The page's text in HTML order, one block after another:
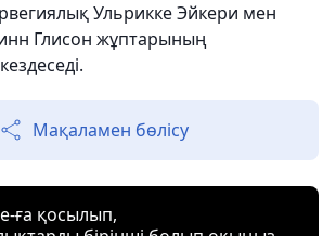
Ульрикке Эйкери мен
Глисон жұптарының
Мақаламен бөлісу
ға қосылып,